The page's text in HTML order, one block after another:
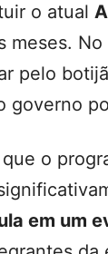
o atual
meses.
pelo
governo
o
em um